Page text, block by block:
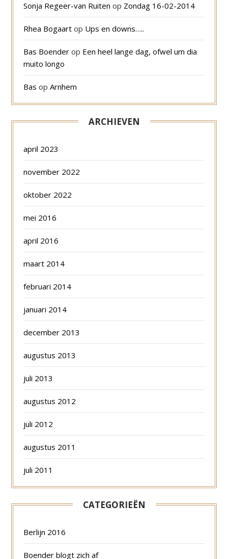
Sonja Regeer-van Ruiten op Zondag 16-02-2014
Rhea Bogaart op Ups en downs…..
Bas Boender op Een heel lange dag, ofwel um dia
muito longo
Bas opArnhem
ARCHIEVEN
april 2023
november 2022
oktober 2022
mei 2016
april 2016
maart 2014
februari 2014
januari 2014
december 2013
augustus 2013
juli 2013
augustus 2012
juli 2012
augustus 2011
juli 2011
CATEGORIEËN
Berlijn 2016
Boender blogt zich af